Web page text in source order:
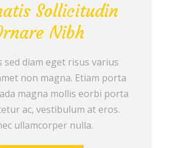
Sollicitudin
Nibh
sed diam eget risus varius
non magna. Etiam porta
magna mollis eorbi porta
ac, vestibulum at eros.
ullamcorper nulla.